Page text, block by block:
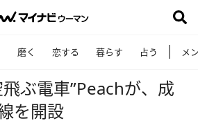
磨く 恋する 暮らす 占う メ
ぶ電車”Peachが、成
を開設